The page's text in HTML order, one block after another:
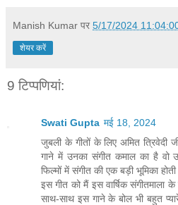
Manish Kumar पर 5/17/2024
शेयर करें
9 टिप्‍पणियां:
Swati Gupta मई 18, 2024
जुबली के गीतों के लिए अमित त्रिवेदी
गाने में उनका संगीत कमाल का है वो
फिल्मों में संगीत की एक बड़ी भूमिका होती
इस गीत को मैं इस वार्षिक संगीतमाला
साथ-साथ इस गाने के बोल भी बहुत